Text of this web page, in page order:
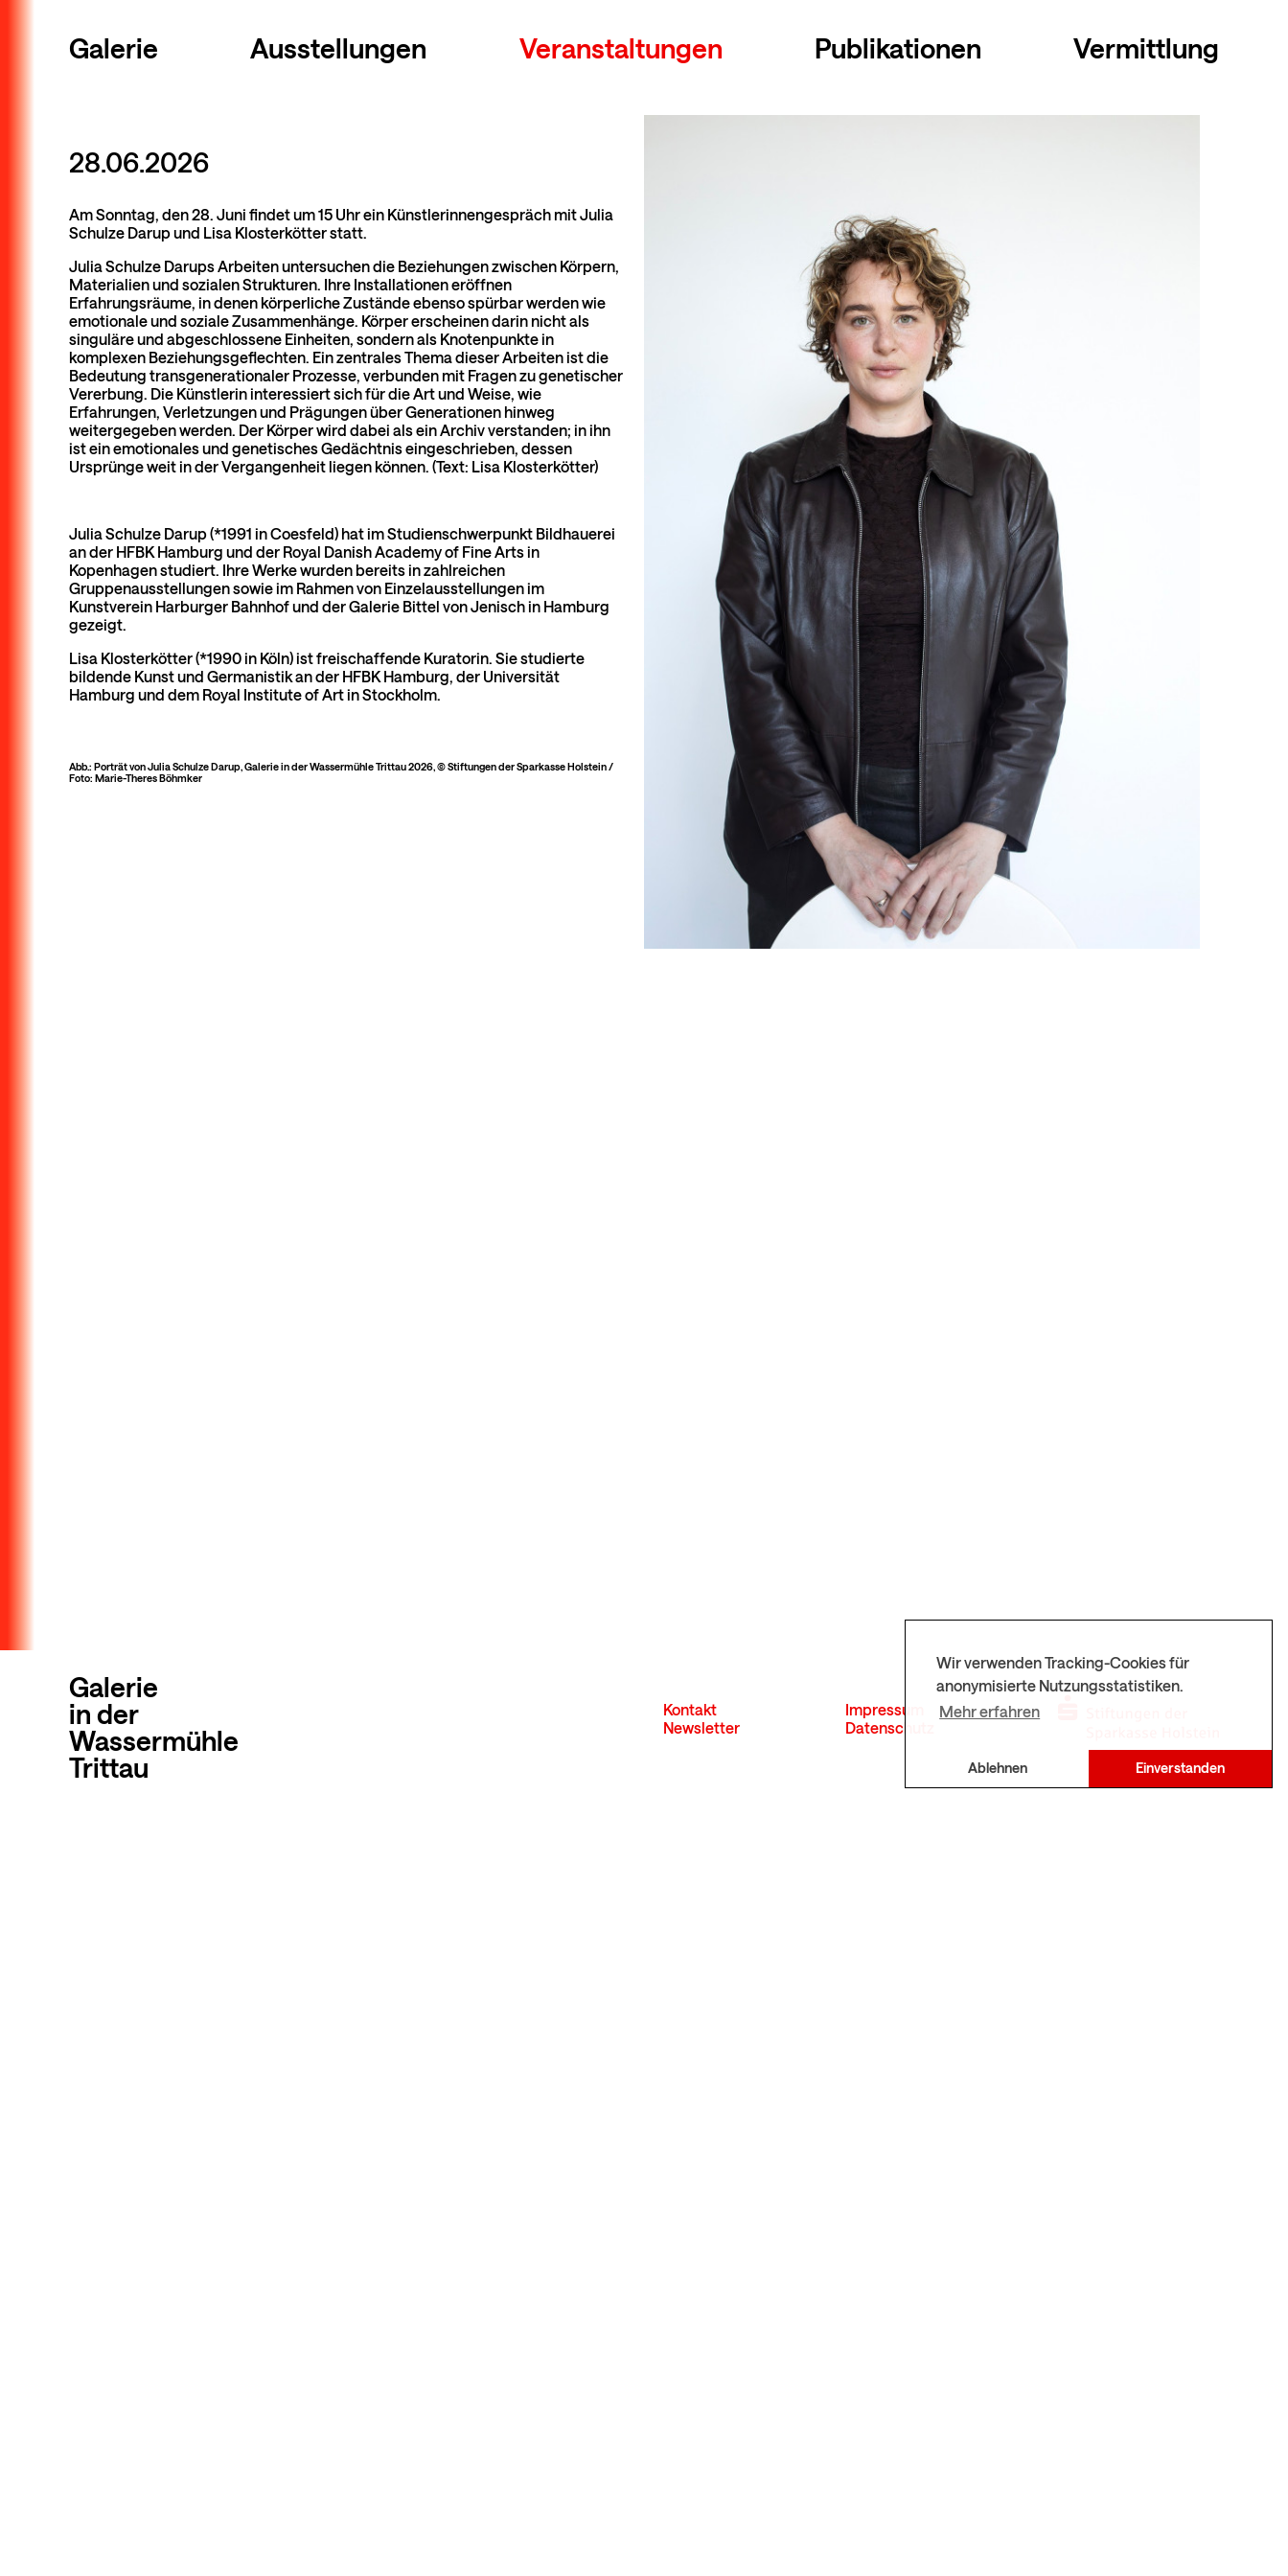
Wir verwenden Tracking-Cookies für
anonymisierte Nutzungsstatistiken.
Mehr erfahren
Ablehnen Einverstanden
Galerie Ausstellungen Veranstaltungen Publikationen Vermittlung
28.06.2026
Am Sonntag, den 28. Juni findet um 15 Uhr ein Künstlerinnengespräch mit Julia
Schulze Darup und Lisa Klosterkötter statt.
Julia Schulze Darups Arbeiten untersuchen die Beziehungen zwischen Körpern,
Materialien und sozialen Strukturen. Ihre Installationen eröffnen
Erfahrungsräume, in denen körperliche Zustände ebenso spürbar werden wie
emotionale und soziale Zusammenhänge. Körper erscheinen darin nicht als
singuläre und abgeschlossene Einheiten, sondern als Knotenpunkte in
komplexen Beziehungsgeflechten. Ein zentrales Thema dieser Arbeiten ist die
Bedeutung transgenerationaler Prozesse, verbunden mit Fragen zu genetischer
Vererbung. Die Künstlerin interessiert sich für die Art und Weise, wie
Erfahrungen, Verletzungen und Prägungen über Generationen hinweg
weitergegeben werden. Der Körper wird dabei als ein Archiv verstanden; in ihn
ist ein emotionales und genetisches Gedächtnis eingeschrieben, dessen
Ursprünge weit in der Vergangenheit liegen können. (Text: Lisa Klosterkötter)
Julia Schulze Darup (*1991 in Coesfeld) hat im Studienschwerpunkt Bildhauerei
an der HFBK Hamburg und der Royal Danish Academy of Fine Arts in
Kopenhagen studiert. Ihre Werke wurden bereits in zahlreichen
Gruppenausstellungen sowie im Rahmen von Einzelausstellungen im
Kunstverein Harburger Bahnhof und der Galerie Bittel von Jenisch in Hamburg
gezeigt.
Lisa Klosterkötter (*1990 in Köln) ist freischaffende Kuratorin. Sie studierte
bildende Kunst und Germanistik an der HFBK Hamburg, der Universität
Hamburg und dem Royal Institute of Art in Stockholm.
Abb.: Porträt von Julia Schulze Darup, Galerie in der Wassermühle Trittau 2026, © Stiftungen der Sparkasse Holstein /
Foto: Marie-Theres Böhmker
Galerie
in der
Wassermühle
Trittau
Kontakt
Impressum
Newsletter
Datenschutz